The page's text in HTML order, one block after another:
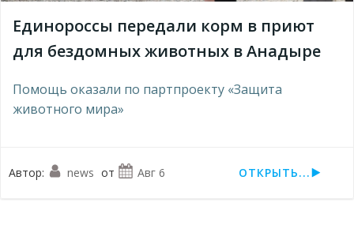
Единороссы передали корм в приют
для бездомных животных в Анадыре
Помощь оказали по партпроекту «Защита
животного мира»
Автор: news от Авг 6 ОТКРЫТЬ...